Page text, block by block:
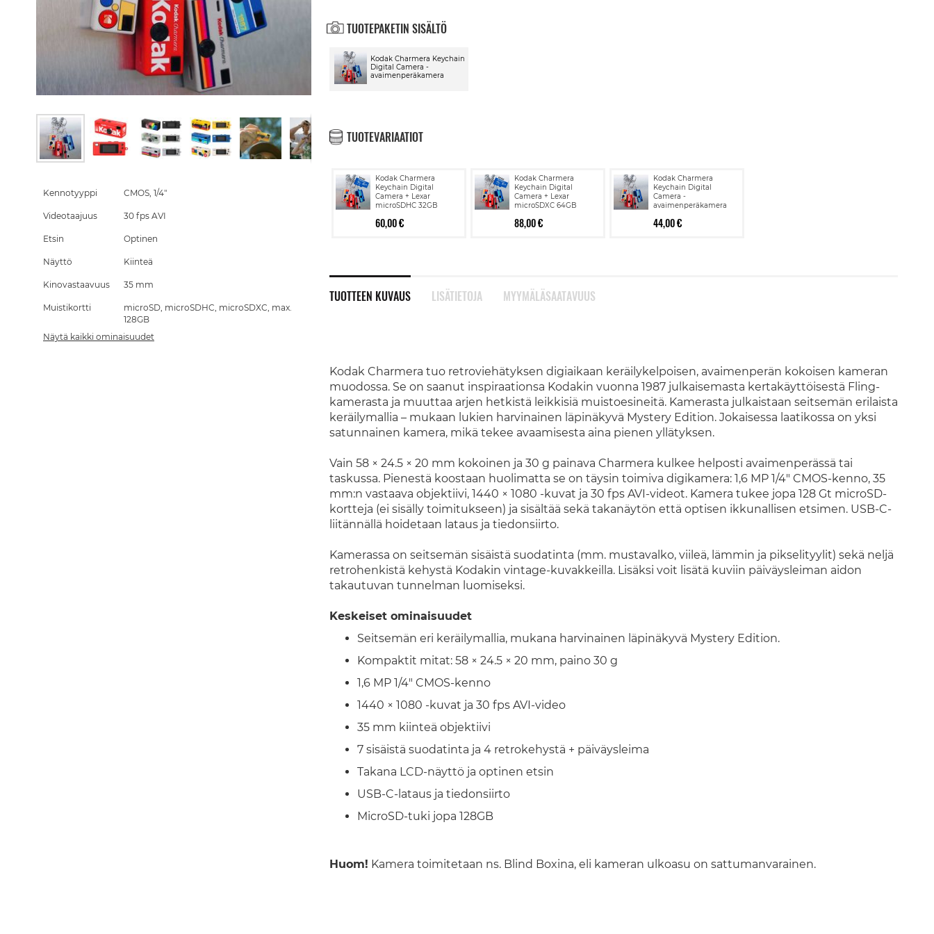
TUOTEPAKETIN SISÄLTÖ
Kodak Charmera Keychain
Digital Camera -
avaimenperäkamera
TUOTEVARIAATIOT
Kodak Charmera
Keychain Digital
Camera + Lexar
microSDHC 32GB
60,00 €
Kodak Charmera
Keychain Digital
Camera + Lexar
microSDXC 64GB
88,00 €
Kodak Charmera
Keychain Digital
Camera -
avaimenperäkamera
44,00 €
TUOTTEEN KUVAUS
Kodak Charmera tuo retroviehätyksen digiaikaan keräilykelpoisen, avaimenperän kokoisen kameran
muodossa. Se on saanut inspiraationsa Kodakin vuonna 1987 julkaisemasta kertakäyttöisestä Fling-
kamerasta ja muuttaa arjen hetkistä leikkisiä muistoesineitä. Kamerasta julkaistaan seitsemän erilaista
keräilymallia – mukaan lukien harvinainen läpinäkyvä Mystery Edition. Jokaisessa laatikossa on yksi
satunnainen kamera, mikä tekee avaamisesta aina pienen yllätyksen.
Vain 58 × 24.5 × 20 mm kokoinen ja 30 g painava Charmera kulkee helposti avaimenperässä tai
taskussa. Pienestä koostaan huolimatta se on täysin toimiva digikamera: 1,6 MP 1/4" CMOS-kenno, 35
mm:n vastaava objektiivi, 1440 × 1080 -kuvat ja 30 fps AVI-videot. Kamera tukee jopa 128 Gt microSD-
kortteja (ei sisälly toimitukseen) ja sisältää sekä takanäytön että optisen ikkunallisen etsimen. USB-C-
liitännällä hoidetaan lataus ja tiedonsiirto.
Kamerassa on seitsemän sisäistä suodatinta (mm. mustavalko, viileä, lämmin ja pikselityylit) sekä neljä
retrohenkistä kehystä Kodakin vintage-kuvakkeilla. Lisäksi voit lisätä kuviin päiväysleiman aidon
takautuvan tunnelman luomiseksi.
Keskeiset ominaisuudet
Seitsemän eri keräilymallia, mukana harvinainen läpinäkyvä Mystery Edition.
Kompaktit mitat: 58 × 24.5 × 20 mm, paino 30 g
1,6 MP 1/4" CMOS-kenno
1440 × 1080 -kuvat ja 30 fps AVI-video
35 mm kiinteä objektiivi
7 sisäistä suodatinta ja 4 retrokehystä + päiväysleima
Takana LCD-näyttö ja optinen etsin
USB-C-lataus ja tiedonsiirto
MicroSD-tuki jopa 128GB
Huom! Kamera toimitetaan ns. Blind Boxina, eli kameran ulkoasu on sattumanvarainen.
LISÄTIETOJA MYYMÄLÄSAATAVUUS
the
of
images
Kennotyyppi CMOS, 1/4"
Videotaajuus 30 fps AVI
Etsin Optinen
Näyttö Kiinteä
Kinovastaavuus 35 mm
Muistikortti
microSD, microSDHC, microSDXC, max.
128GB
Näytä kaikki ominaisuudet